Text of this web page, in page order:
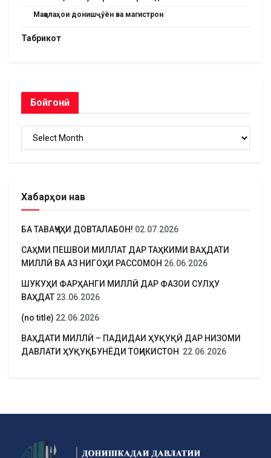
Мақолаҳои донишҷӯён ва магистрон
Табрикот
Бойгонӣ
Бойгонӣ
Хабарҳои нав
БА ТАВАҶҶУҲИ ДОВТАЛАБОН! 02.07.2026
САҲМИ ПЕШВОИ МИЛЛАТ ДАР ТАҲКИМИ ВАҲДАТИ
МИЛЛӢ ВА АЗ НИГОҲИ РАССОМОН 26.06.2026
ШУКУҲИ ФАРҲАНГИ МИЛЛӢ ДАР ФАЗОИ СУЛҲУ
ВАҲДАТ 23.06.2026
(no title) 22.06.2026
ВАҲДАТИ МИЛЛӢ – ПАДИДАИ ҲУҚУҚӢ ДАР НИЗОМИ
ДАВЛАТИ ҲУҚУҚБУНЁДИ ТОҶИКИСТОН 22.06.2026